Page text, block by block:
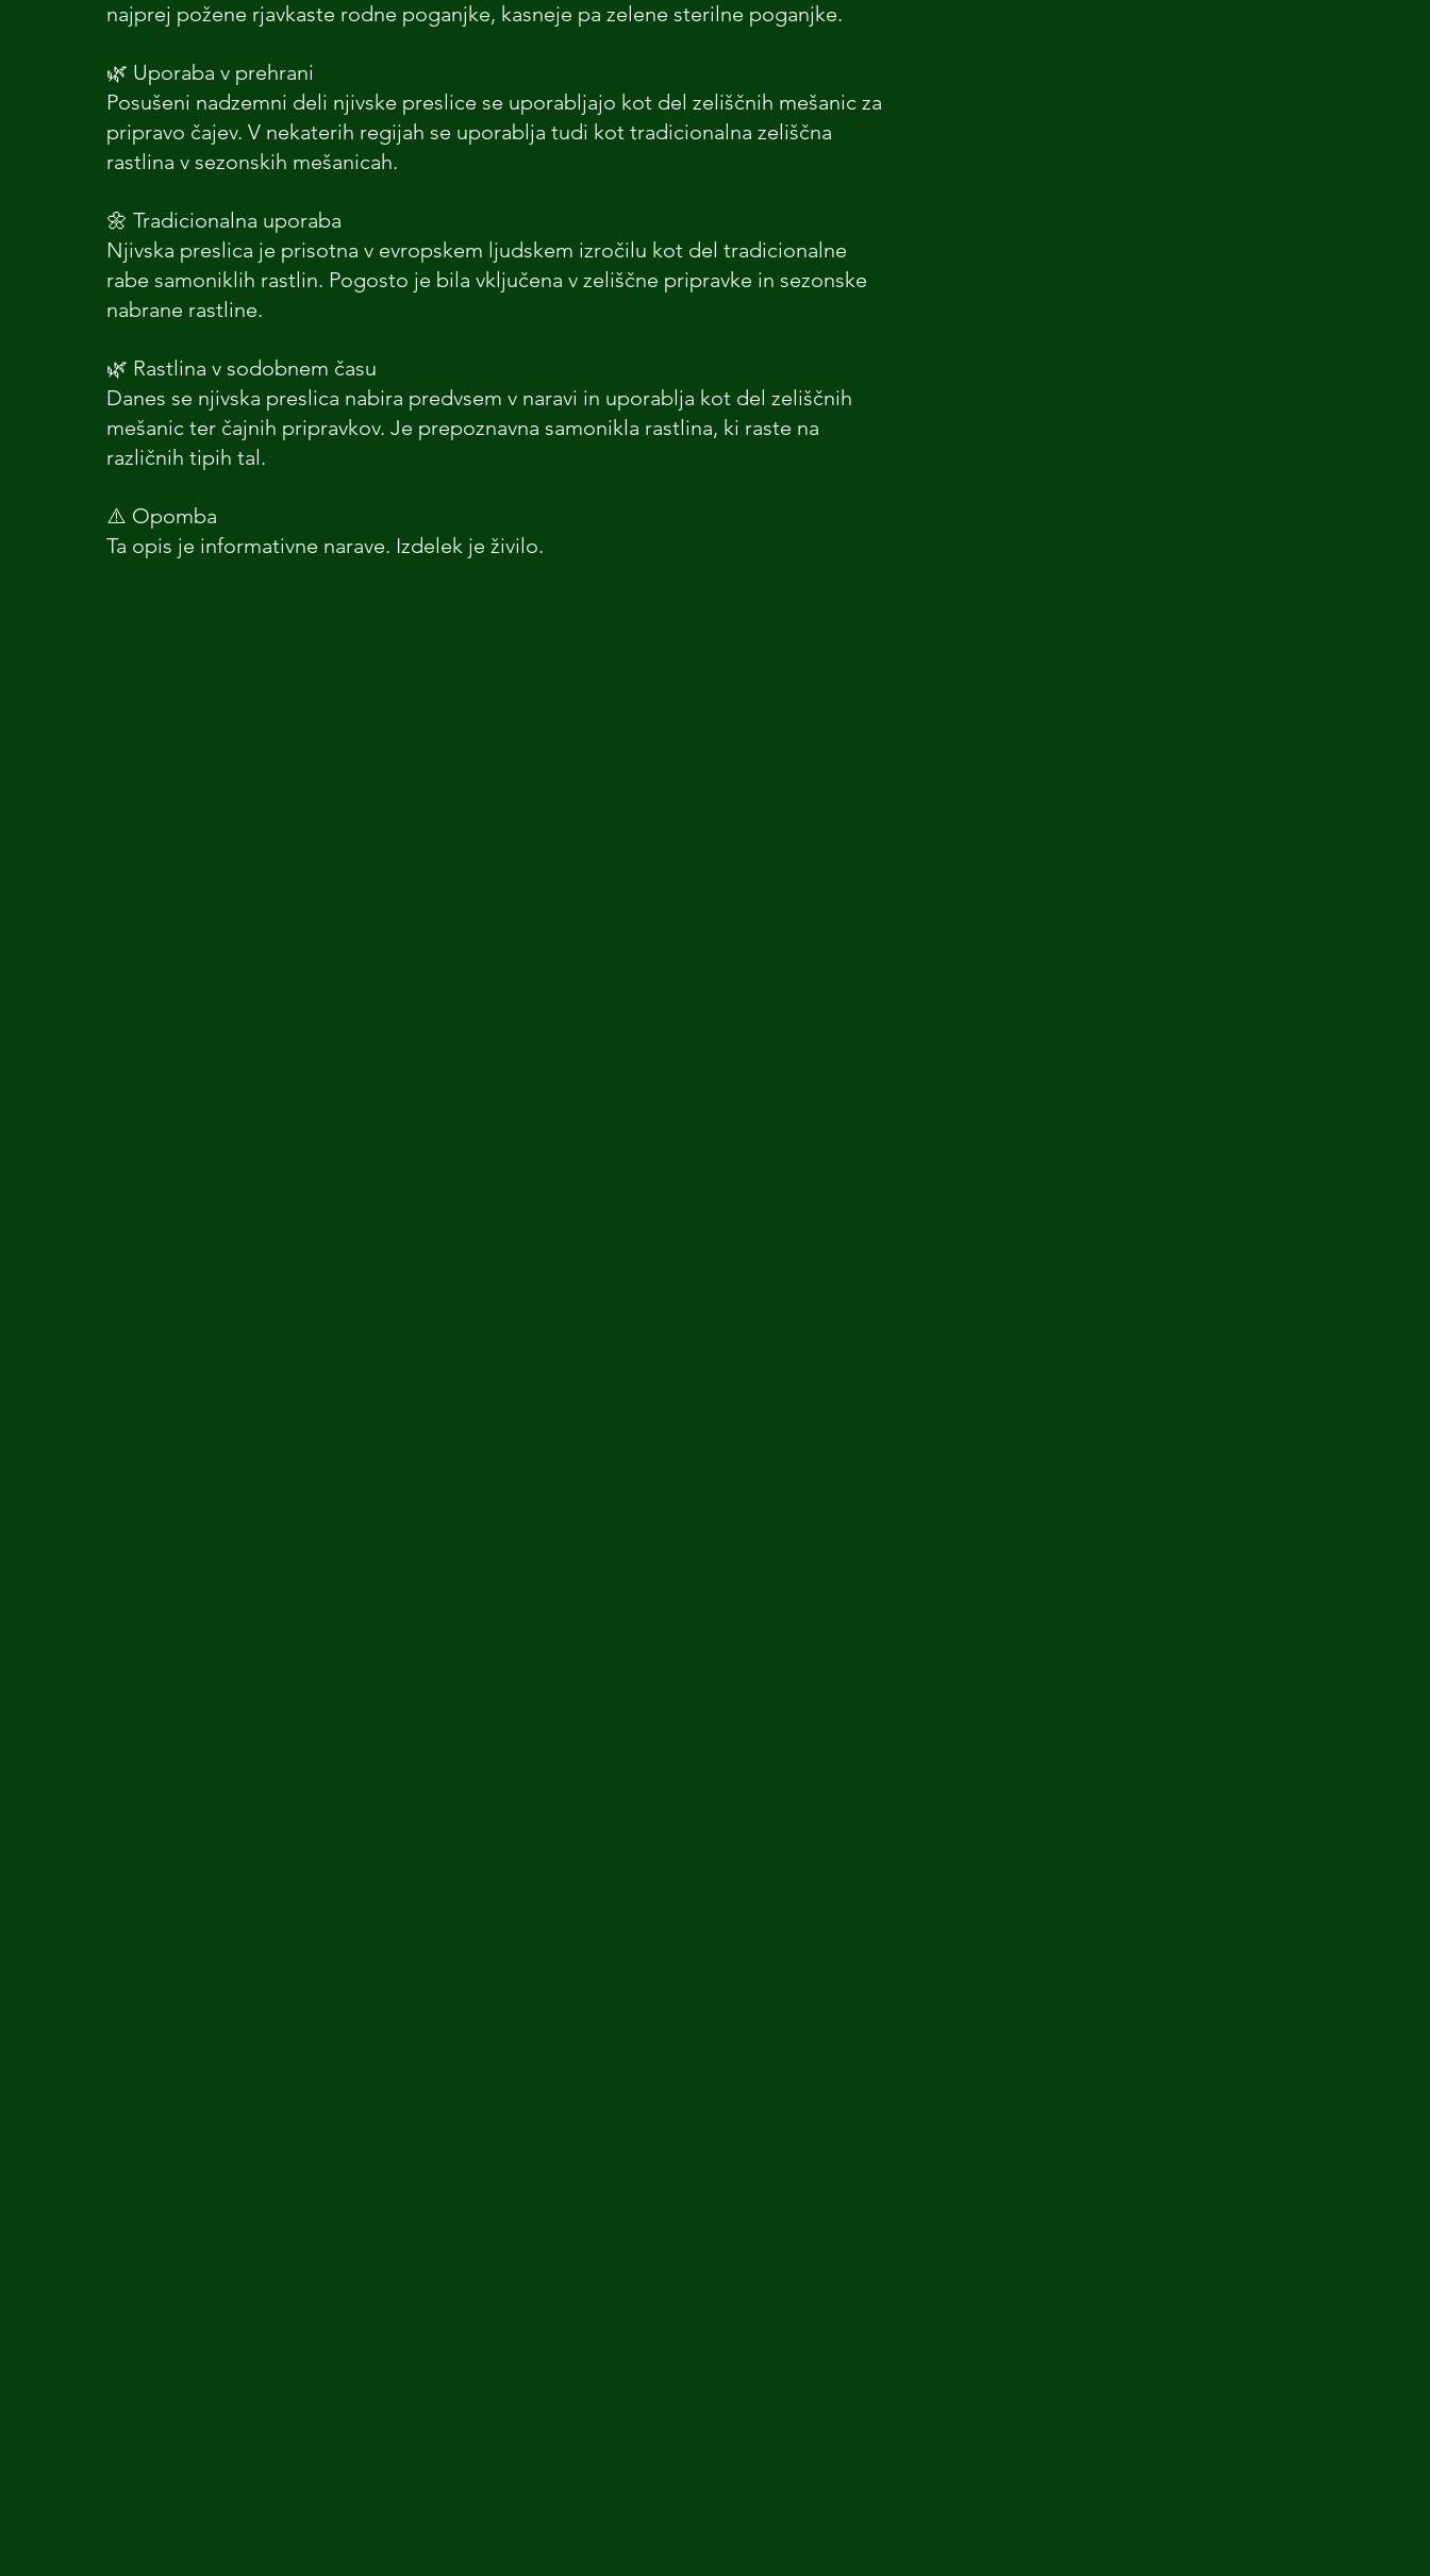
najprej požene rjavkaste rodne poganjke, kasneje pa zelene sterilne poganjke.
🌿 Uporaba v prehrani
Posušeni nadzemni deli njivske preslice se uporabljajo kot del zeliščnih mešanic za
pripravo čajev. V nekaterih regijah se uporablja tudi kot tradicionalna zeliščna
rastlina v sezonskih mešanicah.
🌼 Tradicionalna uporaba
Njivska preslica je prisotna v evropskem ljudskem izročilu kot del tradicionalne
rabe samoniklih rastlin. Pogosto je bila vključena v zeliščne pripravke in sezonske
nabrane rastline.
🌿 Rastlina v sodobnem času
Danes se njivska preslica nabira predvsem v naravi in uporablja kot del zeliščnih
mešanic ter čajnih pripravkov. Je prepoznavna samonikla rastlina, ki raste na
različnih tipih tal.
⚠️ Opomba
Ta opis je informativne narave. Izdelek je živilo.